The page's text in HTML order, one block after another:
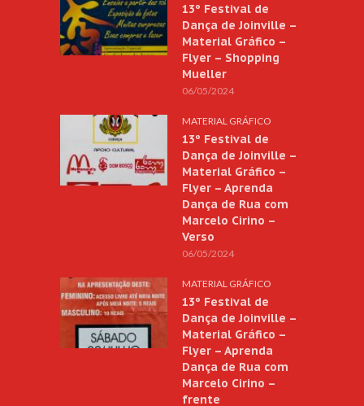
13º Festival de
Dança de Joinville –
Material Gráfico –
Flyer – Shopping
Mueller
06/05/2024
MATERIAL GRÁFICO
13º Festival de
Dança de Joinville –
Material Gráfico –
Flyer – Aprenda
Dança de Rua com
Marcelo Cirino –
Verso
06/05/2024
MATERIAL GRÁFICO
13º Festival de
Dança de Joinville –
Material Gráfico –
Flyer – Aprenda
Dança de Rua com
Marcelo Cirino –
frente